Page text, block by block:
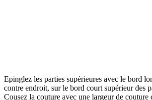
Epinglez les parties supérieures avec le bord
contre endroit, sur le bord court supérieur des
Cousez la couture avec une largeur de couture